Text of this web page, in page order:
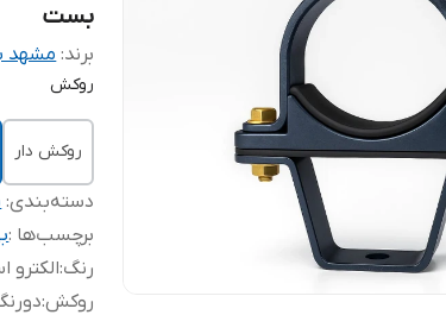
بست
برند: مشهد
روکش
روکش دار
دسته‌بندی:
برچسب‌ها :
رنگ:الکترو
روکش: